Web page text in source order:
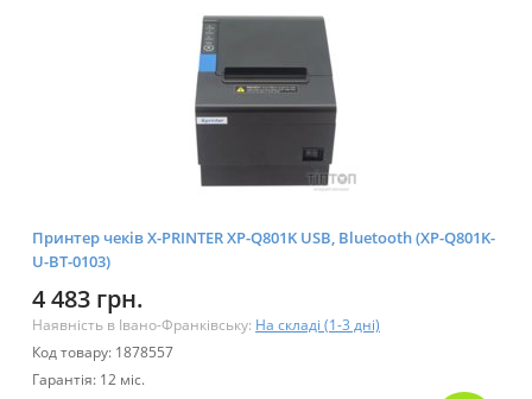
Принтер чеків X-PRINTER XP-Q801K USB, Bluetooth (XP-Q801K-
U-BT-0103)
4 483 грн.
Наявність в Івано-Франківську: На складі (1-3 дні)
Код товару: 1878557
Гарантія: 12 міс.